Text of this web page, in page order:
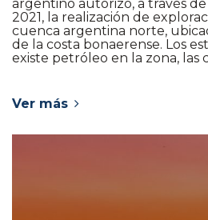
argentino autorizó, a través
2021, la realización de
cuenca argentina norte,
de la costa bonaerense. Los
existe petróleo en la zona, las
Ver más